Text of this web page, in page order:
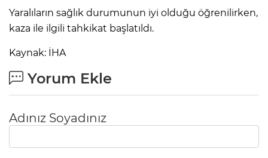
Yaralıların sağlık durumunun iyi olduğu öğrenilirken,
kaza ile ilgili tahkikat başlatıldı.
Kaynak: İHA
Yorum Ekle
Adınız Soyadınız